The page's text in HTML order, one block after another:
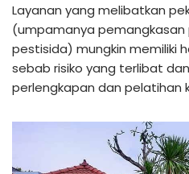
Layanan yang melibatkan
(umpamanya pemangkasan
pestisida) mungkin memiliki
sebab risiko yang terlibat
perlengkapan dan pelatihan